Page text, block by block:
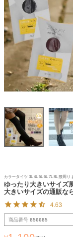
カラータイツ 3L 4L 5L 6L 7L 8L 腰周り
ゆったり大きいサイズ
大きいサイズの通販な
4.63
商品番号 856685